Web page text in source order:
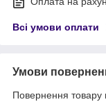
Всі умови оплати
Умови
Повернення товару